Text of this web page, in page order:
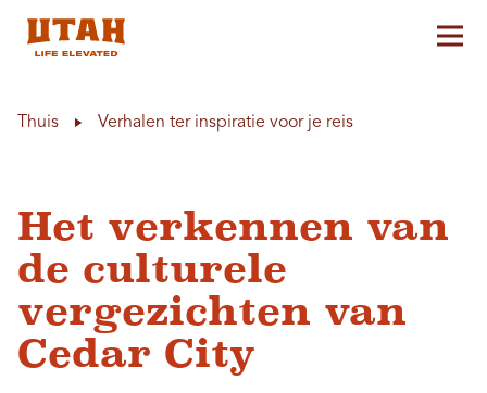
Thuis Verhalen ter inspiratie voor je reis
Het verkennen van
de culturele
vergezichten van
Cedar City